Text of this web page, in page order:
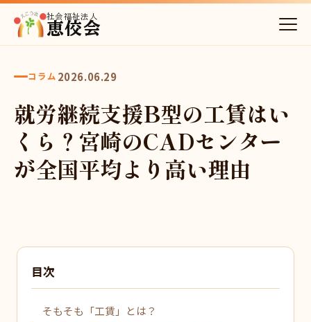
社会福祉法人
恵佼会
コラム 2026.06.29
就労継続支援B型の工賃はい
くら？宮崎のCADセンター
が全国平均より高い理由
目次
そもそも「工賃」とは？